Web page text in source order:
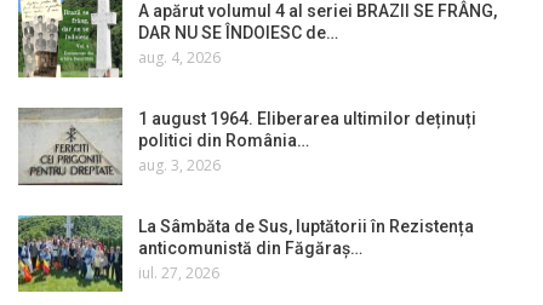
A apărut volumul 4 al seriei BRAZII SE FRÂNG,
DAR NU SE ÎNDOIESC de…
aug. 4, 2026
1 august 1964. Eliberarea ultimilor deținuți
politici din România…
aug. 3, 2026
La Sâmbăta de Sus, luptătorii în Rezistența
anticomunistă din Făgăraș…
iul. 27, 2026